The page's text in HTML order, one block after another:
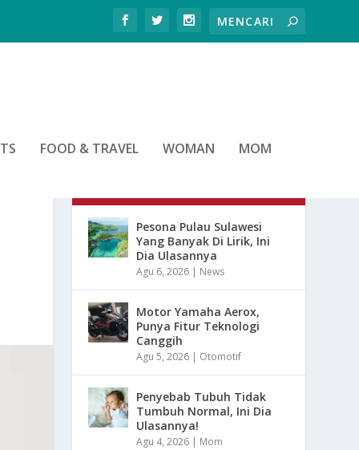
FOOD & TRAVEL WOMAN MOM
Pesona Pulau Sulawesi
Yang Banyak Di Lirik, Ini
Dia Ulasannya
Agu 6, 2026 | News
Motor Yamaha Aerox,
Punya Fitur Teknologi
Canggih
Agu 5, 2026 | Otomotif
Penyebab Tubuh Tidak
Tumbuh Normal, Ini Dia
Ulasannya!
Agu 4, 2026 | Mom